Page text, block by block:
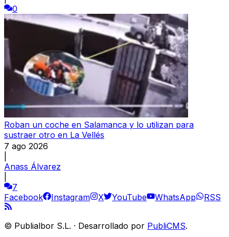
0
Roban un coche en Salamanca y lo utilizan para
sustraer otro en La Vellés
7 ago 2026
Anass Álvarez
7
Facebook
Instagram X YouTube WhatsApp RSS
© Publialbor S.L. · Desarrollado por PubliCMS.